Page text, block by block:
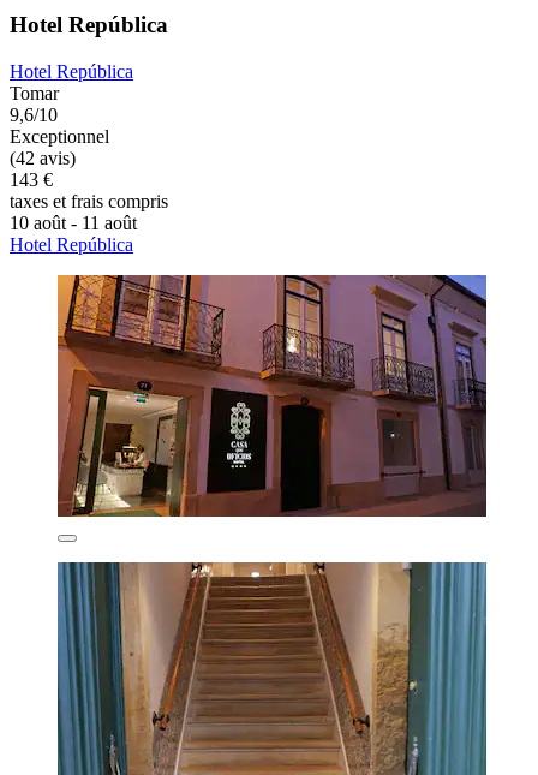
Hotel República
Hotel República
Tomar
9,6/10
Exceptionnel
(42 avis)
143 €
taxes et frais compris
10 août - 11 août
Hotel República